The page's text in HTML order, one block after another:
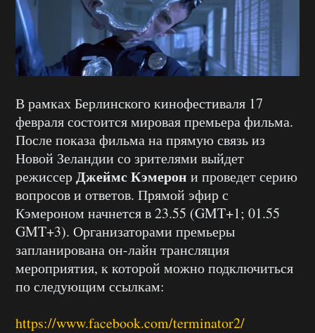
В рамках Берлинского кинофестиваля 17
февраля состоится мировая премьера фильма.
После показа фильма на прямую связь из
Новой Зеландии со зрителями выйдет
режиссерДжеймс Кэмерон и проведет серию
вопросов и ответов. Прямой эфир с
Кэмероном начнется в 23.55 (GMT+1; 01.55
GMT+3). Организаторами премьеры
запланирована он-лайн трансляция
мероприятия, к которой можно подключиться
по следующим ссылкам:
https://www.facebook.com/terminator2/